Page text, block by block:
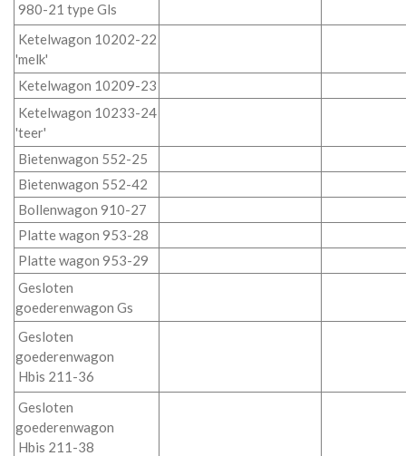
980-21 type Gls
Ketelwagon 10202-22
'melk'
Ketelwagon 10209-23
Ketelwagon 10233-24
'teer'
Bietenwagon 552-25
Bietenwagon 552-42
Bollenwagon 910-27
Platte wagon 953-28
Platte wagon 953-29
Gesloten
goederenwagon Gs
Gesloten
goederenwagon
Hbis 211-36
Gesloten
goederenwagon
Hbis 211-38